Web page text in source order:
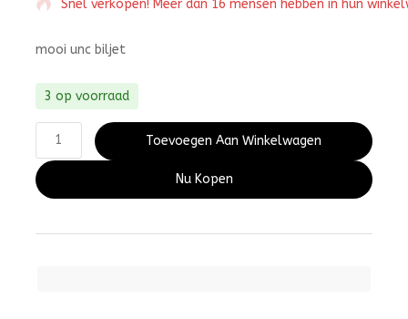
Snel verkopen! Meer dan 16 mensen hebben in hun
mooi unc biljet
3 op voorraad
Toevoegen Aan Winkelwagen
Nu Kopen